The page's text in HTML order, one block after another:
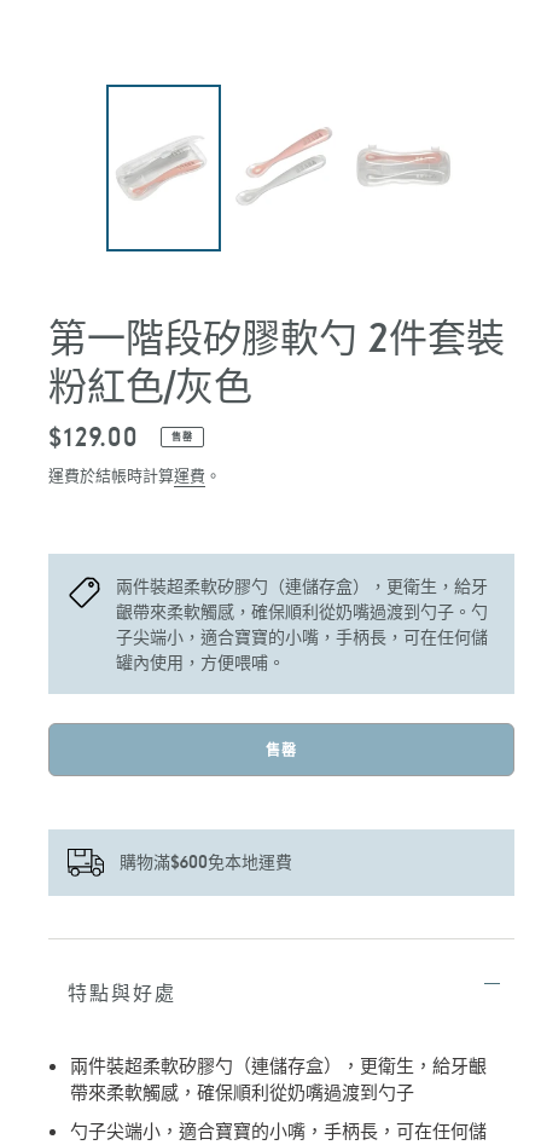
第一階段矽膠軟勺 2件套裝
粉紅色/灰色
定
價
$129.00 售罄
運費於結帳時計算運費 。
兩件裝超柔軟矽膠勺（連儲存盒），更衛生，給牙
齦帶來柔軟觸感，確保順利從奶嘴過渡到勺子。勺
子尖端小，適合寶寶的小嘴，手柄長，可在任何儲
罐內使用，方便喂哺。
售罄
購物滿$600免本地運費
正
入
特點與好處
兩件裝超柔軟矽膠勺（連儲存盒），更衛生，給牙齦
帶來柔軟觸感，確保順利從奶嘴過渡到勺子
勺子尖端小，適合寶寶的小嘴，手柄長，可在任何儲